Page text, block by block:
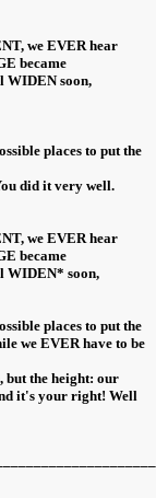
we EVER hear
became
WIDEN soon,
places to put the
did it very well.
we EVER hear
became
WIDEN* soon,
places to put the
we EVER have to be
but the height: our
it's your right! Well